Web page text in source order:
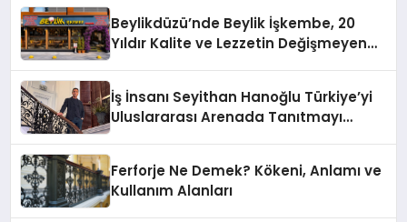
Hayata Geçirecek
Beylikdüzü’nde Beylik İşkembe, 20
Yıldır Kalite ve Lezzetin Değişmeyen
İş İnsanı Seyithan Hanoğlu Türkiye’yi
Uluslararası Arenada Tanıtmayı
Ferforje Ne Demek? Kökeni, Anlamı ve
Kullanım Alanları